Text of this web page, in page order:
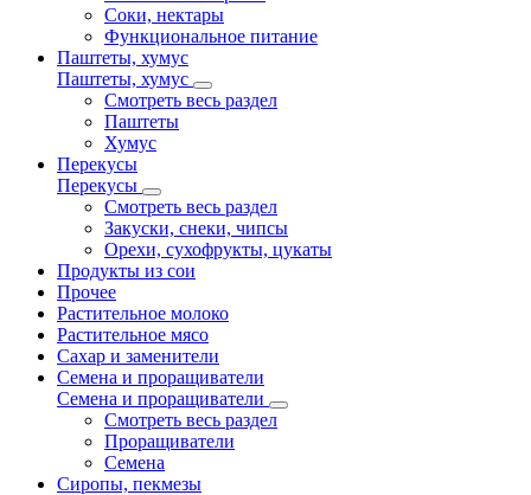
Соки, нектары
Функциональное питание
Паштеты, хумус
Паштеты, хумус
Смотреть весь раздел
Паштеты
Хумус
Перекусы
Перекусы
Смотреть весь раздел
Закуски, снеки, чипсы
Орехи, сухофрукты, цукаты
Продукты из сои
Прочее
Растительное молоко
Растительное мясо
Сахар и заменители
Семена и проращиватели
Семена и проращиватели
Смотреть весь раздел
Проращиватели
Семена
Сиропы, пекмезы